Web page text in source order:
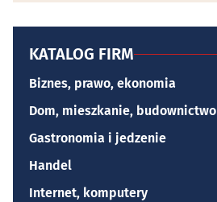
KATALOG FIRM
Biznes, prawo, ekonomia
Dom, mieszkanie, budownictwo
Gastronomia i jedzenie
Handel
Internet, komputery